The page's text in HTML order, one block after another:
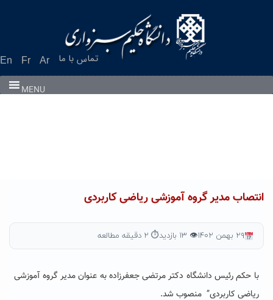
En Fr Ar تماس با ما
MENU
انتصاب مدیر گروه آموزشی ریاضی کاربردی
۲۹ بهمن ۱۴۰۲ 👁 ۱۳ بازدید ⏱ ۲ دقیقه مطالعه
با حکم رئیس دانشگاه دکتر مرتضی جعفرزاده به عنوانمدیر گروه آموزشی
ریاضی کاربردی” منصوب شد.